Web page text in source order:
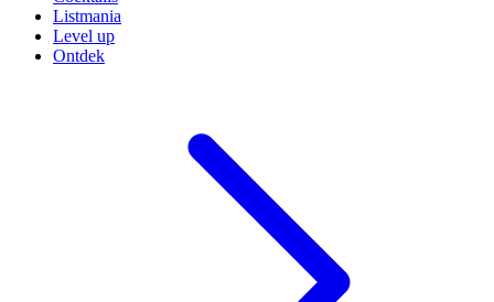
Listmania
Level up
Ontdek